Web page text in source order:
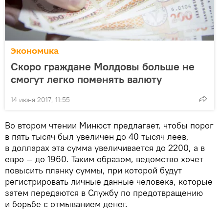
Экономика
Скоро граждане Молдовы больше не
смогут легко поменять валюту
14 июня 2017, 11:55
Во втором чтении Минюст предлагает, чтобы порог
в пять тысяч был увеличен до 40 тысяч леев,
в долларах эта сумма увеличивается до 2200, а в
евро — до 1960. Таким образом, ведомство хочет
повысить планку суммы, при которой будут
регистрировать личные данные человека, которые
затем передаются в Службу по предотвращению
и борьбе с отмыванием денег.